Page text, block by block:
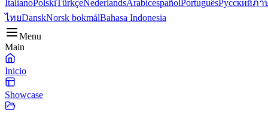
ItalianoPolskiTürkçeNederlandsArabicespañolPortuguêsРусскийภา
ไทยDanskNorsk bokmålBahasa Indonesia
Menu
Main
Inicio
Showcase